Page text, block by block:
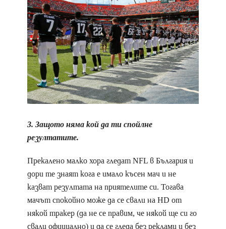
3. Защото няма кой да ти спойлне
резултатите.
Прекалено малко хора гледат NFL в България и
дори те знаят кога е имало късен мач и не
казват резултата на приятелите си. Тогава
мачът спокойно може да се свали на HD от
някой тракер (да не се правим, че някой ще си го
свали официално) и да се гледа без реклами и без